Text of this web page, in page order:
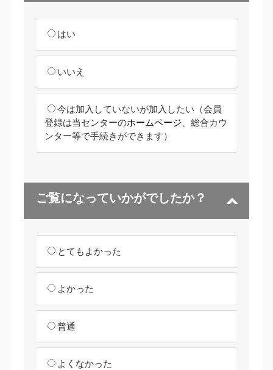
はい
いいえ
今は加入していないが加入したい （会員
登録は当センターのホームページ、総合カウ
ンター等で手続きができます）
ご覧になっていかがでしたか？
とてもよかった
よかった
普通
よくなかった